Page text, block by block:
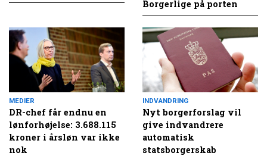
Borgerlige på porten
MEDIER
DR-chef får endnu en
lønforhøjelse: 3.688.115
kroner i årsløn var ikke
nok
INDVANDRING
Nyt borgerforslag vil
give indvandrere
automatisk
statsborgerskab